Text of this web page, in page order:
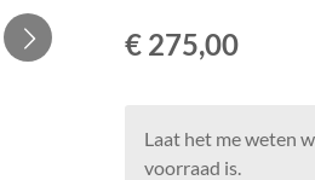
€ 275,00
Laat het me weten
voorraad is.